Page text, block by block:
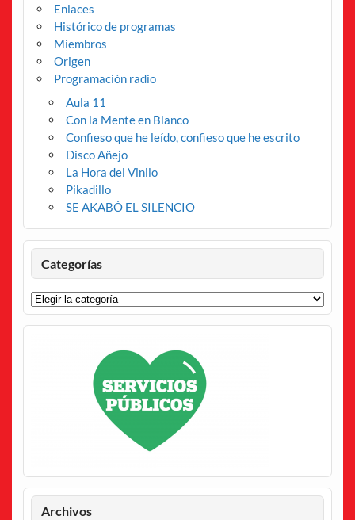
Enlaces
Histórico de programas
Miembros
Origen
Programación radio
Aula 11
Con la Mente en Blanco
Confieso que he leído, confieso que he escrito
Disco Añejo
La Hora del Vinilo
Pikadillo
SE AKABÓ EL SILENCIO
Categorías
Categorías
Archivos